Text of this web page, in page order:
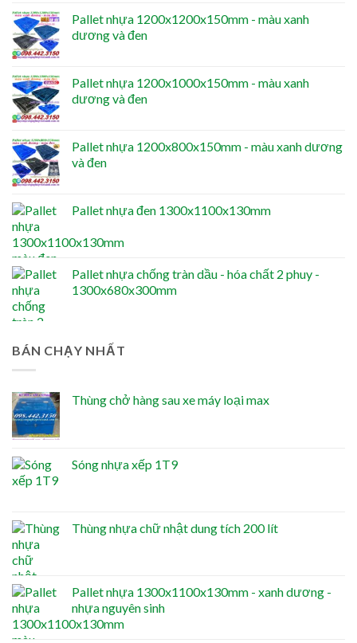
Pallet nhựa 1200x1200x150mm - màu xanh
dương và đen
Pallet nhựa 1200x1000x150mm - màu xanh
dương và đen
Pallet nhựa 1200x800x150mm - màu xanh dương
và đen
Pallet nhựa đen 1300x1100x130mm
Pallet nhựa chống tràn dầu - hóa chất 2 phuy -
1300x680x300mm
BÁN CHẠY NHẤT
Thùng chở hàng sau xe máy loại max
Sóng nhựa xếp 1T9
Thùng nhựa chữ nhật dung tích 200 lít
Pallet nhựa 1300x1100x130mm - xanh dương -
nhựa nguyên sinh